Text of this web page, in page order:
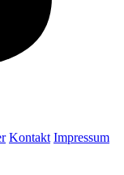
Kontakt Impressum